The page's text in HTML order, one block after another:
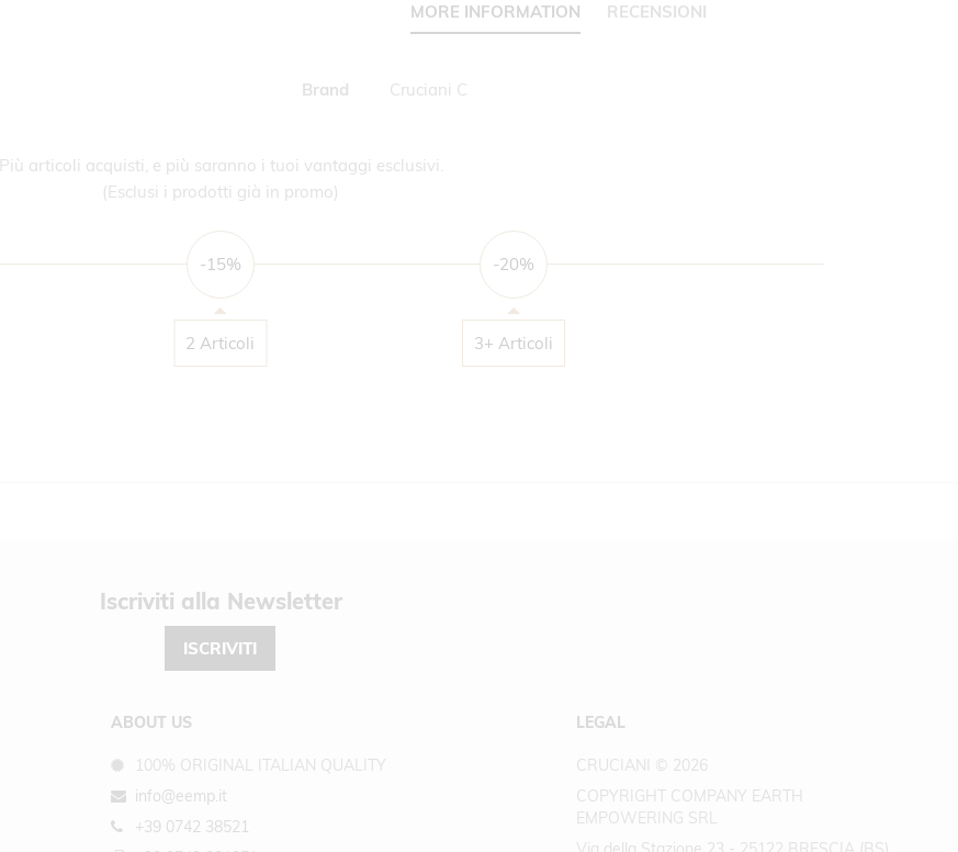
MORE INFORMATION
Maggiori
Brand Cruciani C
RECENSIONI
Più articoli acquisti, e più saranno i tuoi vantaggi esclusivi.
(Esclusi i prodotti già in promo)
-15%
2 Articoli
-20%
3+ Articoli
Newsletter
ISCRIVITI
ABOUT US
100% ORIGINAL ITALIAN QUALITY
info@eemp.it
+39 0742 38521
LEGAL
CRUCIANI © 2026
COPYRIGHT COMPANY EARTH
EMPOWERING SRL